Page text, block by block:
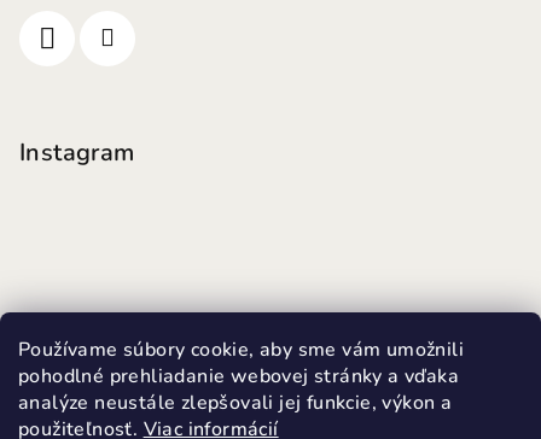
Používame súbory cookie, aby sme vám umožnili
pohodlné prehliadanie webovej stránky a vďaka
analýze neustále zlepšovali jej funkcie, výkon a
použiteľnosť. Viac informácií
Instagram